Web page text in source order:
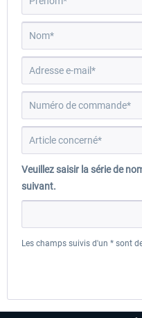
EmergencyDispatcherPro - 24h
0,00 € *
Veuillez saisir la série de
suivant.
Les champs suivis d'un * sont